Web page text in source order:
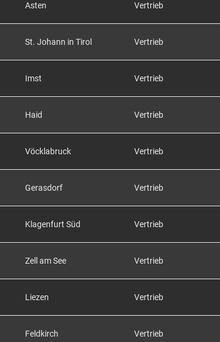
Asten Vertrieb
St. Johann in Tirol Vertrieb
Imst Vertrieb
Haid Vertrieb
Vöcklabruck Vertrieb
Gerasdorf Vertrieb
Klagenfurt Süd Vertrieb
Zell am See Vertrieb
Liezen Vertrieb
Feldkirch Vertrieb